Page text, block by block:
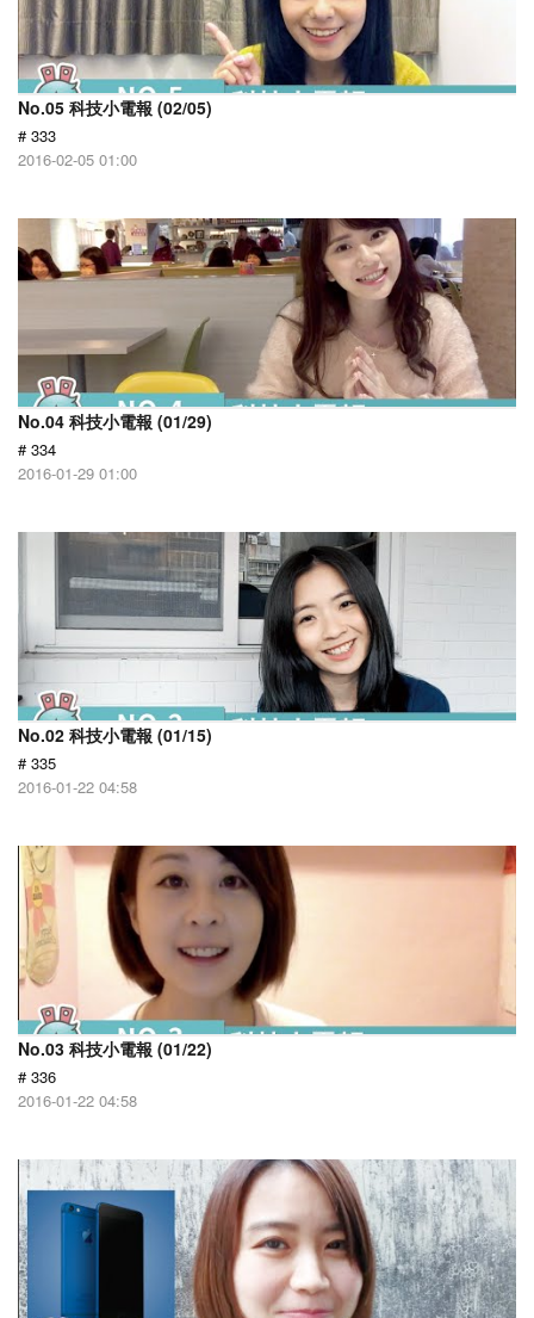
No.05 科技小電報 (02/05)
# 333
2016-02-05 01:00
No.04 科技小電報 (01/29)
# 334
2016-01-29 01:00
No.02 科技小電報 (01/15)
# 335
2016-01-22 04:58
No.03 科技小電報 (01/22)
# 336
2016-01-22 04:58